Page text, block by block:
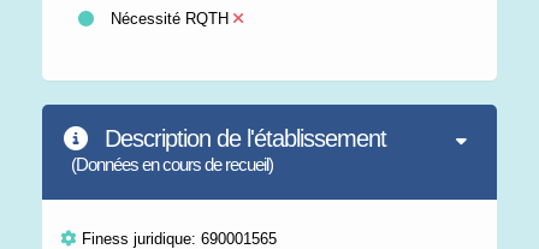
Nécessité RQTH
Description de l'établissement
(Données en cours de recueil)
Finess juridique: 690001565